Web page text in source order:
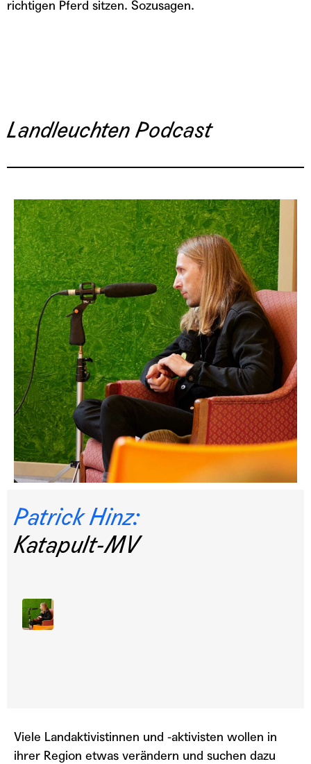
richtigen Pferd sitzen. Sozusagen.
Landleuchten Podcast
Patrick Hinz:
Katapult-MV
RSS FEED
LINK
Viele Landaktivistinnen und -aktivisten wollen in
ihrer Region etwas verändern und suchen dazu